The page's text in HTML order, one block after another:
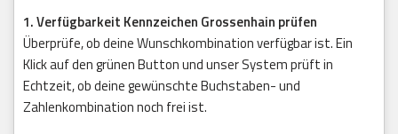
1. Verfügbarkeit Kennzeichen Grossenhain prüfen
Überprüfe, ob deine Wunschkombination verfügbar ist. Ein
Klick auf den grünen Button und unser System prüft in
Echtzeit, ob deine gewünschte Buchstaben- und
Zahlenkombination noch frei ist.